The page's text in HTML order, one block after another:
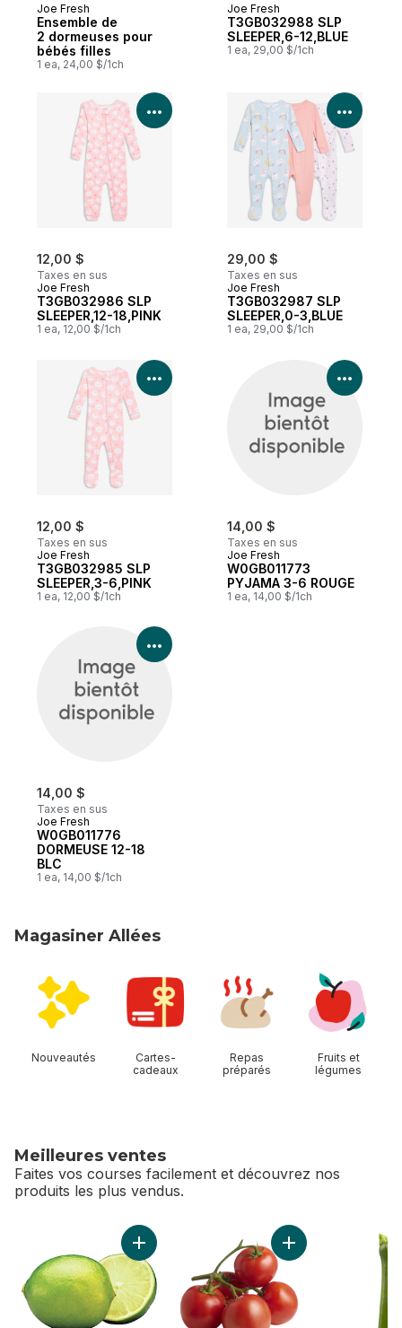
Joe Fresh
Ensemble de
2 dormeuses pour
bébés filles
1 ea, 24,00 $/1ch
Joe Fresh
T3GB032988 SLP
SLEEPER,6-12,BLUE
1 ea, 29,00 $/1ch
12,00 $
Taxes en sus
Joe Fresh
T3GB032986 SLP
SLEEPER,12-18,PINK
1 ea, 12,00 $/1ch
Voir les détails du produit
29,00 $
Taxes en sus
Joe Fresh
T3GB032987 SLP
SLEEPER,0-3,BLUE
1 ea, 29,00 $/1ch
Voir
12,00 $
Taxes en sus
Joe Fresh
T3GB032985 SLP
SLEEPER,3-6,PINK
1 ea, 12,00 $/1ch
Voir les détails du produit
14,00 $
Taxes en sus
Joe Fresh
W0GB011773
PYJAMA 3-6 ROUGE
1 ea, 14,00 $/1ch
Voir
14,00 $
Taxes en sus
Joe Fresh
W0GB011776
DORMEUSE 12-18
BLC
1 ea, 14,00 $/1ch
Voir les détails du produit
Magasiner Allées
Nouveautés
Cartes-
cadeaux
Repas
préparés
Fruits et
légumes
Meilleures ventes
Faites vos courses facilement et découvrez nos
produits les plus vendus.
sauter Meilleures ventes
Ajouter Limes au panier Ajouter Tomates